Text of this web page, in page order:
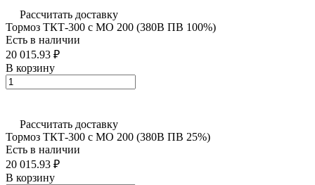
Рассчитать доставку
Тормоз ТКТ-300 с МО 200 (380В ПВ 100%)
Есть в наличии
20 015.93 ₽
В корзину
Рассчитать доставку
Тормоз ТКТ-300 с МО 200 (380В ПВ 25%)
Есть в наличии
20 015.93 ₽
В корзину